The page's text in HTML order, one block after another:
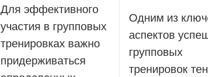
Для эффективного
участия в групповых
тренировках важно
придерживаться
Одним из
аспектов
групповых
тренировок